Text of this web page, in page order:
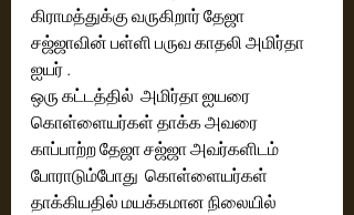
கிராமத்துக்கு வருகிறார் தேஜா
சஜ்ஜாவின் பள்ளி பருவ காதலி அமிர்தா
ஐயர் .
ஒரு கட்டத்தில்  அமிர்தா ஐயரை
கொள்ளையர்கள் தாக்க அவரை
காப்பாற்ற தேஜா சஜ்ஜா அவர்களிடம்
போராடும்போது  கொள்ளையர்கள்
தாக்கியதில் மயக்கமான நிலையில்